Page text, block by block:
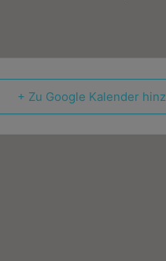
+ Zu Google Kalender